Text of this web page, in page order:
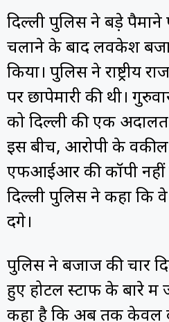
दिल्ली पुलिस ने बड़े
चलाने के बाद लवकेश
किया। पुलिस ने राष्ट्रीय
पर छापेमारी की थी।
को दिल्ली की एक
इस बीच, आरोपी के
एफआईआर की कॉपी नहीं
दिल्ली पुलिस ने कहा कि
देंगे।
पुलिस ने बजाज की चार
हुए होटल स्टाफ के बारे में
कहा है कि अब तक केवल